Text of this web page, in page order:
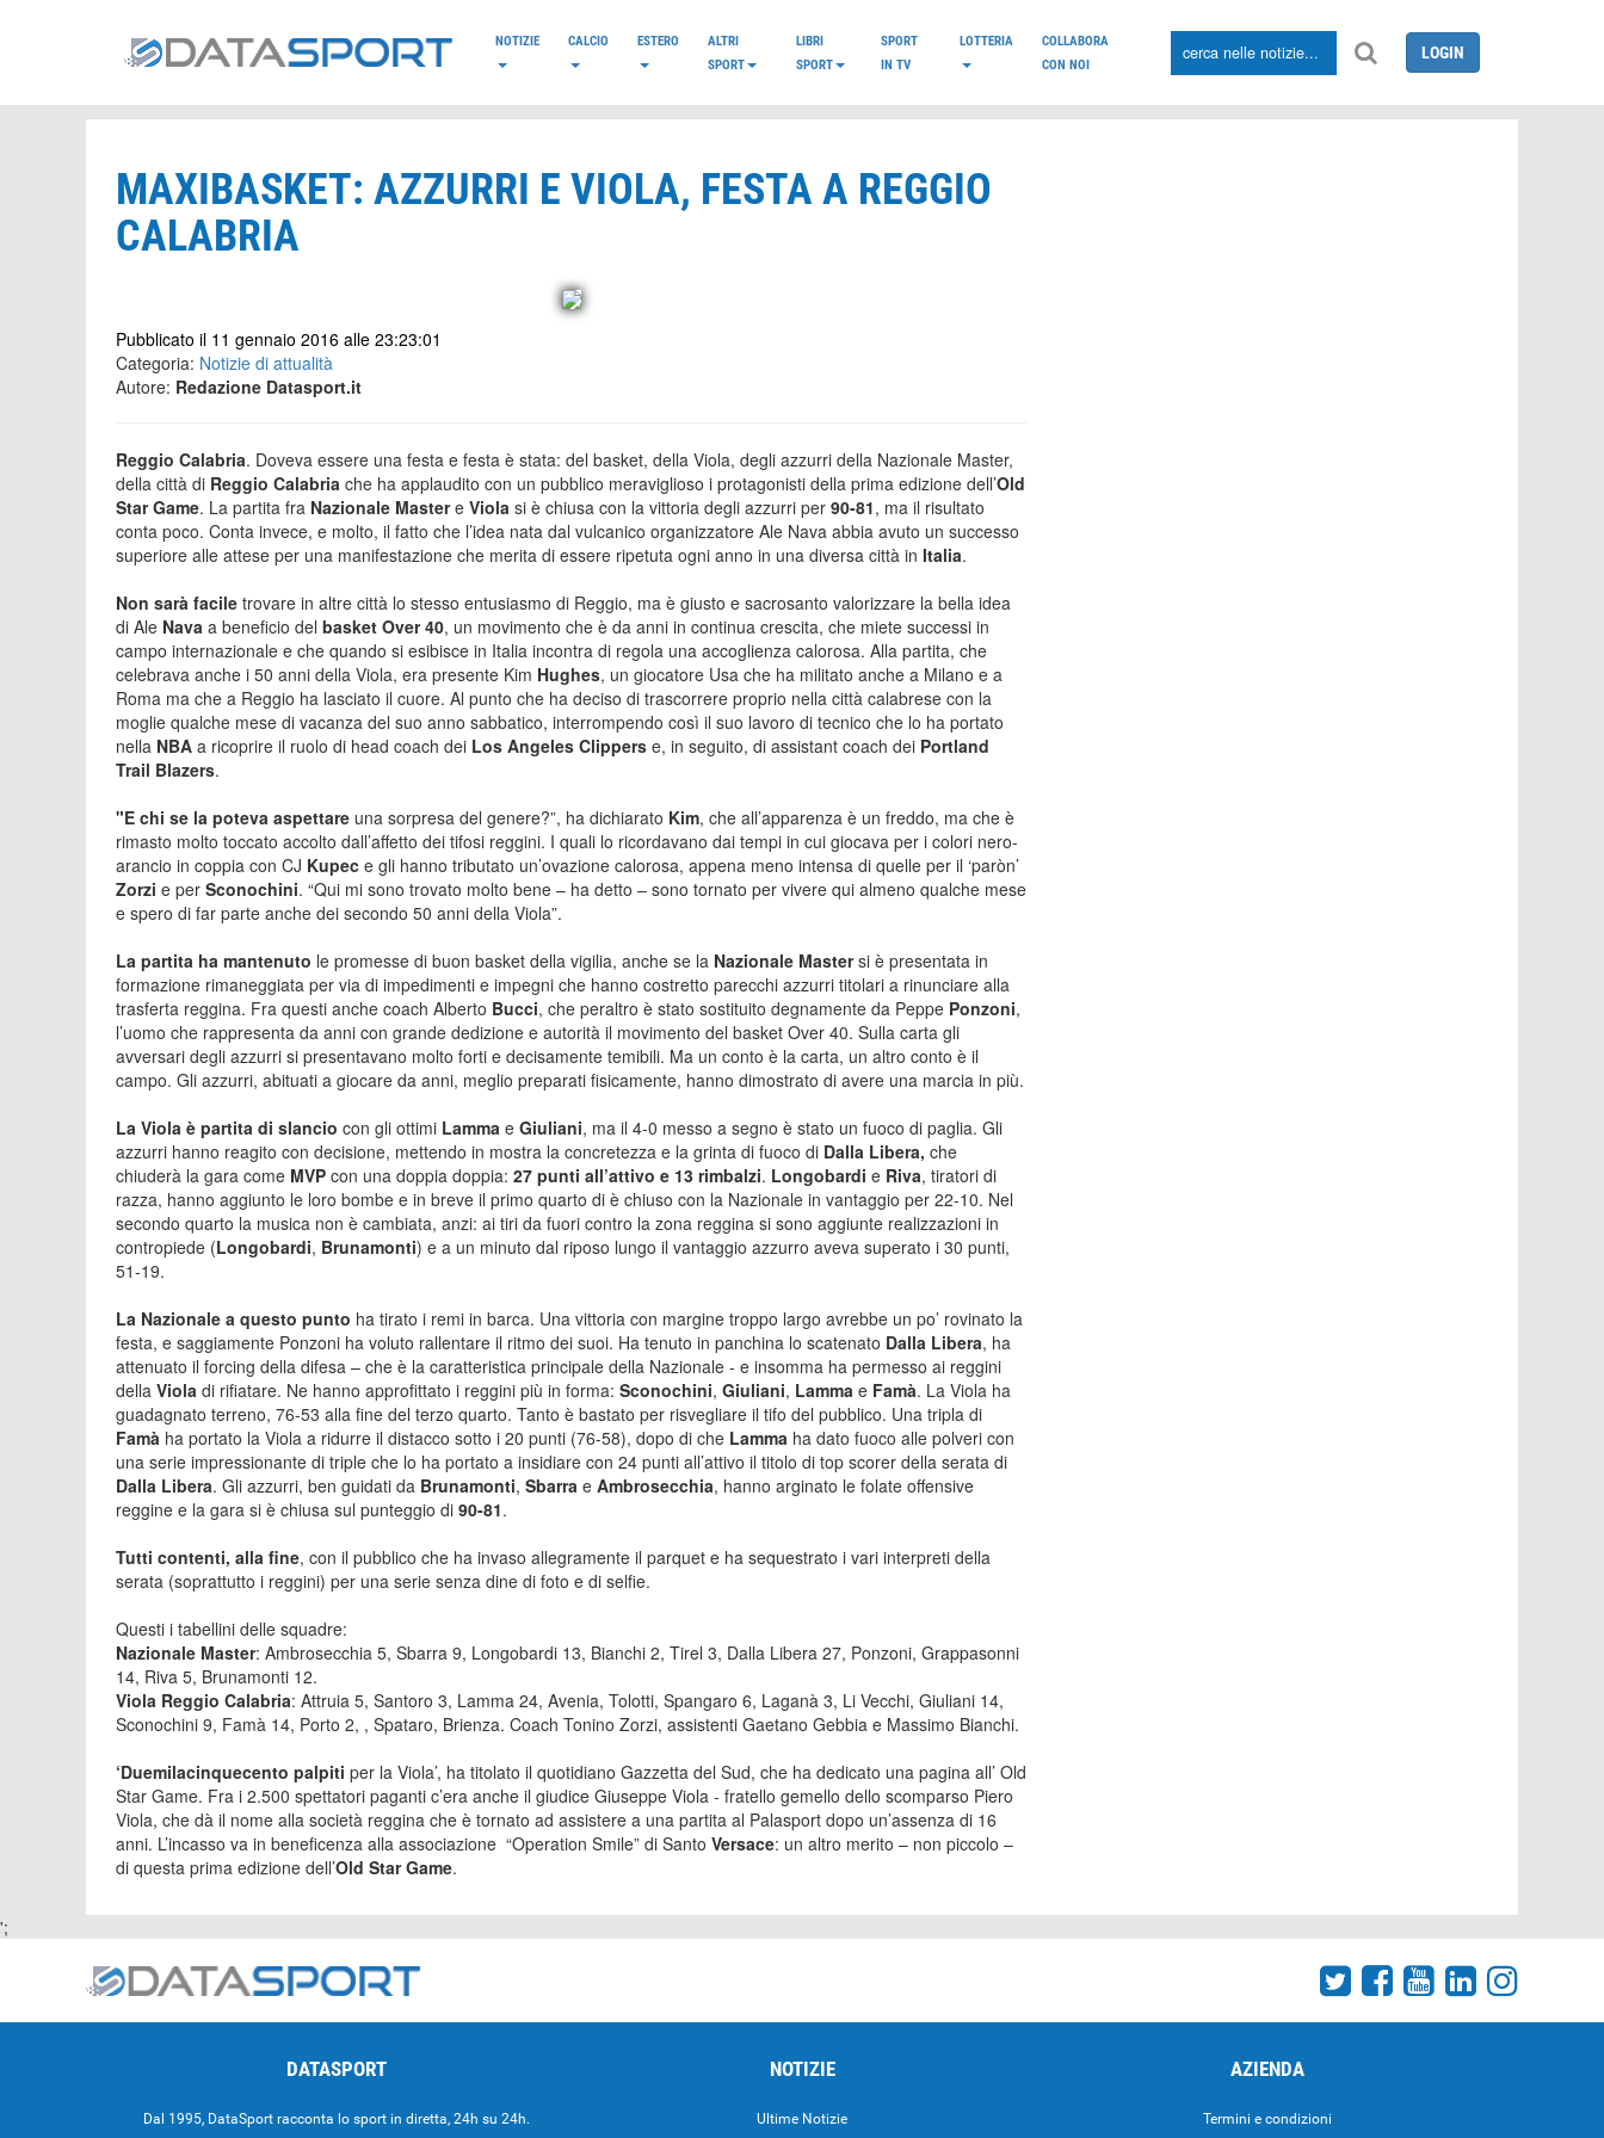
NOTIZIE CALCIO ESTERO
ALTRI
SPORT
LIBRI
SPORT
SPORT
IN TV
LOTTERIA
COLLABORA
CON NOI
LOGIN
MAXIBASKET: AZZURRI E VIOLA, FESTA A REGGIO
CALABRIA
Pubblicato il 11 gennaio 2016 alle 23:23:01
Categoria: Notizie di attualità
Autore: Redazione Datasport.it
Reggio Calabria. Doveva essere una festa e festa è stata: del basket, della Viola, degli azzurri della Nazionale Master,
della città di Reggio Calabria che ha applaudito con un pubblico meraviglioso i protagonisti della prima edizione dell’Old
Star Game. La partita fra Nazionale Mastere Viola si è chiusa con la vittoria degli azzurri per 90-81, ma il risultato
conta poco. Conta invece, e molto, il fatto che l’idea nata dal vulcanico organizzatore Ale Nava abbia avuto un successo
superiore alle attese per una manifestazione che merita di essere ripetuta ogni anno in una diversa città in Italia.
Non sarà facile trovare in altre città lo stesso entusiasmo di Reggio, ma è giusto e sacrosanto valorizzare la bella idea
di Ale Nava a beneficio del basket Over 40, un movimento che è da anni in continua crescita, che miete successi in
campo internazionale e che quando si esibisce in Italia incontra di regola una accoglienza calorosa. Alla partita, che
celebrava anche i 50 anni della Viola, era presente Kim Hughes, un giocatore Usa che ha militato anche a Milano e a
Roma ma che a Reggio ha lasciato il cuore. Al punto che ha deciso di trascorrere proprio nella città calabrese con la
moglie qualche mese di vacanza del suo anno sabbatico, interrompendo così il suo lavoro di tecnico che lo ha portato
nella NBA a ricoprire il ruolo di head coach dei Los Angeles Clippers e, in seguito, di assistant coach dei Portland
Trail Blazers.
"E chi se la poteva aspettare una sorpresa del genere?”, ha dichiarato Kim, che all’apparenza è un freddo, ma che è
rimasto molto toccato accolto dall’affetto dei tifosi reggini. I quali lo ricordavano dai tempi in cui giocava per i colori nero-
arancio in coppia con CJ Kupec e gli hanno tributato un’ovazione calorosa, appena meno intensa di quelle per il ‘paròn’
Zorzi e per Sconochini. “Qui mi sono trovato molto bene – ha detto – sono tornato per vivere qui almeno qualche mese
e spero di far parte anche dei secondo 50 anni della Viola”.
La partita ha mantenuto le promesse di buon basket della vigilia, anche se la Nazionale Mastersi è presentata in
formazione rimaneggiata per via di impedimenti e impegni che hanno costretto parecchi azzurri titolari a rinunciare alla
trasferta reggina. Fra questi anche coach Alberto Bucci, che peraltro è stato sostituito degnamente da Peppe Ponzoni,
l’uomo che rappresenta da anni con grande dedizione e autorità il movimento del basket Over 40. Sulla carta gli
avversari degli azzurri si presentavano molto forti e decisamente temibili. Ma un conto è la carta, un altro conto è il
campo. Gli azzurri, abituati a giocare da anni, meglio preparati fisicamente, hanno dimostrato di avere una marcia in più.
La Viola è partita di slancio con gli ottimi Lamma e Giuliani, ma il 4-0 messo a segno è stato un fuoco di paglia. Gli
azzurri hanno reagito con decisione, mettendo in mostra la concretezza e la grinta di fuoco di Dalla Libera, che
chiuderà la gara come MVP con una doppia doppia: 27 punti all’attivo e 13 rimbalzi. Longobardi e Riva, tiratori di
razza, hanno aggiunto le loro bombe e in breve il primo quarto di è chiuso con la Nazionale in vantaggio per 22-10. Nel
secondo quarto la musica non è cambiata, anzi: ai tiri da fuori contro la zona reggina si sono aggiunte realizzazioni in
contropiede (Longobardi, Brunamonti) e a un minuto dal riposo lungo il vantaggio azzurro aveva superato i 30 punti,
51-19.
La Nazionale a questo punto ha tirato i remi in barca. Una vittoria con margine troppo largo avrebbe un po’ rovinato la
festa, e saggiamente Ponzoni ha voluto rallentare il ritmo dei suoi. Ha tenuto in panchina lo scatenato Dalla Libera, ha
attenuato il forcing della difesa – che è la caratteristica principale della Nazionale - e insomma ha permesso ai reggini
della Viola di rifiatare. Ne hanno approfittato i reggini più in forma: Sconochini, Giuliani, Lamma e Famà. La Viola ha
guadagnato terreno, 76-53 alla fine del terzo quarto. Tanto è bastato per risvegliare il tifo del pubblico. Una tripla di
Famà ha portato la Viola a ridurre il distacco sotto i 20 punti (76-58), dopo di che Lamma ha dato fuoco alle polveri con
una serie impressionante di triple che lo ha portato a insidiare con 24 punti all’attivo il titolo di top scorer della serata di
Dalla Libera. Gli azzurri, ben guidati da Brunamonti, Sbarra e Ambrosecchia, hanno arginato le folate offensive
reggine e la gara si è chiusa sul punteggio di 90-81.
Tutti contenti, alla fine, con il pubblico che ha invaso allegramente il parquet e ha sequestrato i vari interpreti della
serata (soprattutto i reggini) per una serie senza dine di foto e di selfie.
Questi i tabellini delle squadre:
Nazionale Master: Ambrosecchia 5, Sbarra 9, Longobardi 13, Bianchi 2, Tirel 3, Dalla Libera 27, Ponzoni, Grappasonni
14, Riva 5, Brunamonti 12.
Viola Reggio Calabria: Attruia 5, Santoro 3, Lamma 24, Avenia, Tolotti, Spangaro 6, Laganà 3, Li Vecchi, Giuliani 14,
Sconochini 9, Famà 14, Porto 2, , Spataro, Brienza. Coach Tonino Zorzi, assistenti Gaetano Gebbia e Massimo Bianchi.
‘Duemilacinquecento palpiti per la Viola’, ha titolato il quotidiano Gazzetta del Sud, che ha dedicato una pagina all’ Old
Star Game. Fra i 2.500 spettatori paganti c’era anche il giudice Giuseppe Viola - fratello gemello dello scomparso Piero
Viola, che dà il nome alla società reggina che è tornato ad assistere a una partita al Palasport dopo un’assenza di 16
anni. L’incasso va in beneficenza alla associazione “Operation Smile” di Santo Versace: un altro merito – non piccolo –
di questa prima edizione dell’Old Star Game.
';
DATASPORT
Dal 1995, DataSport racconta lo sport in diretta, 24h su 24h.
NOTIZIE
Ultime Notizie
AZIENDA
Termini e condizioni